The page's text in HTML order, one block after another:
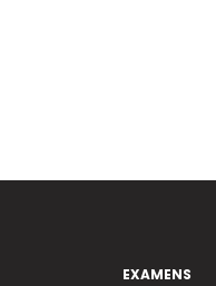
EXAMENS